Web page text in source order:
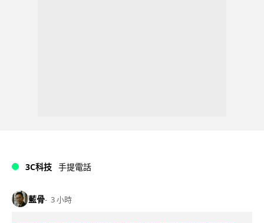
3C科技 手提電話
藍骨 3 小時